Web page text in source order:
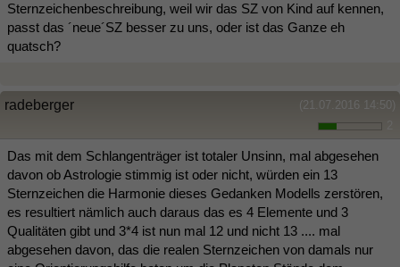
Sternzeichenbeschreibung, weil wir das SZ von Kind auf kennen,
passt das ´neue´SZ besser zu uns, oder ist das Ganze eh
quatsch?
(21.07.2016 14:50)
radeberger
Das mit dem Schlangenträger ist totaler Unsinn, mal abgesehen
davon ob Astrologie stimmig ist oder nicht, würden ein 13
Sternzeichen die Harmonie dieses Gedanken Modells zerstören,
es resultiert nämlich auch daraus das es 4 Elemente und 3
Qualitäten gibt und 3*4 ist nun mal 12 und nicht 13 .... mal
abgesehen davon, das die realen Sternzeichen von damals nur